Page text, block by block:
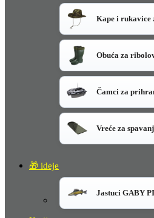
Kape i rukavice
Obuća za
Čamci za
Vreće za
🎁 ideje
Jastuci GABY